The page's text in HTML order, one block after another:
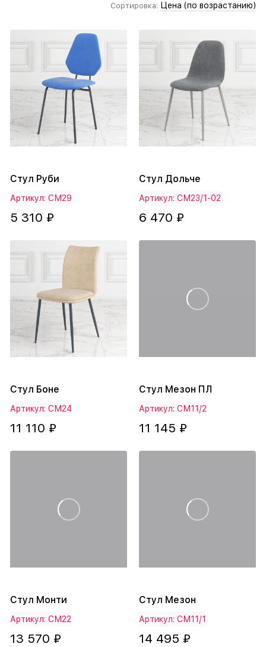
Сортировка: Цена (по возрастанию)
Стул Руби
Артикул: СМ29
5 310 ₽
Стул Дольче
Артикул: СМ23/1-02
6 470 ₽
Стул Боне
Артикул: СМ24
11 110 ₽
Стул Мезон ПЛ
Артикул: СМ11/2
11 145 ₽
Стул Монти
Артикул: СМ22
13 570 ₽
Стул Мезон
Артикул: СМ11/1
14 495 ₽